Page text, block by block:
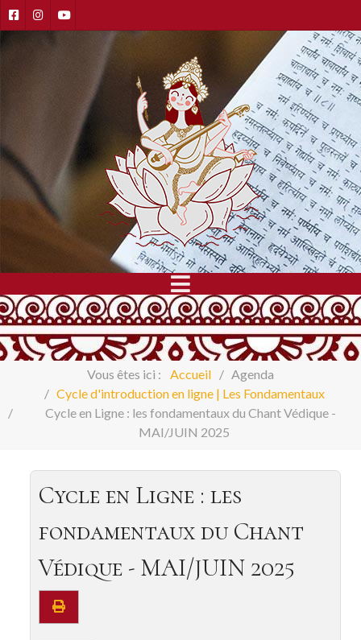
Vous êtes ici : Accueil
Agenda
Cycle d'introduction en ligne | Les Fondamentaux
Cycle en Ligne : les fondamentaux du Chant Védique -
MAI/JUIN 2025
Cycle en Ligne : les
fondamentaux du Chant
Védique - MAI/JUIN 2025